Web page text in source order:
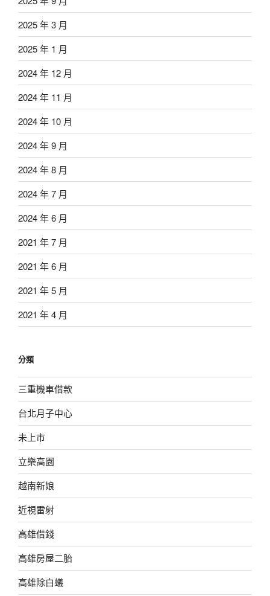
2025 年 3 月
2025 年 1 月
2024 年 12 月
2024 年 11 月
2024 年 10 月
2024 年 9 月
2024 年 8 月
2024 年 7 月
2024 年 6 月
2021 年 7 月
2021 年 6 月
2021 年 5 月
2021 年 4 月
分類
三重機車借款
台北月子中心
未上市
立樂高園
越南新娘
近視雷射
高雄借錢
高雄房屋二胎
高雄除白蟻